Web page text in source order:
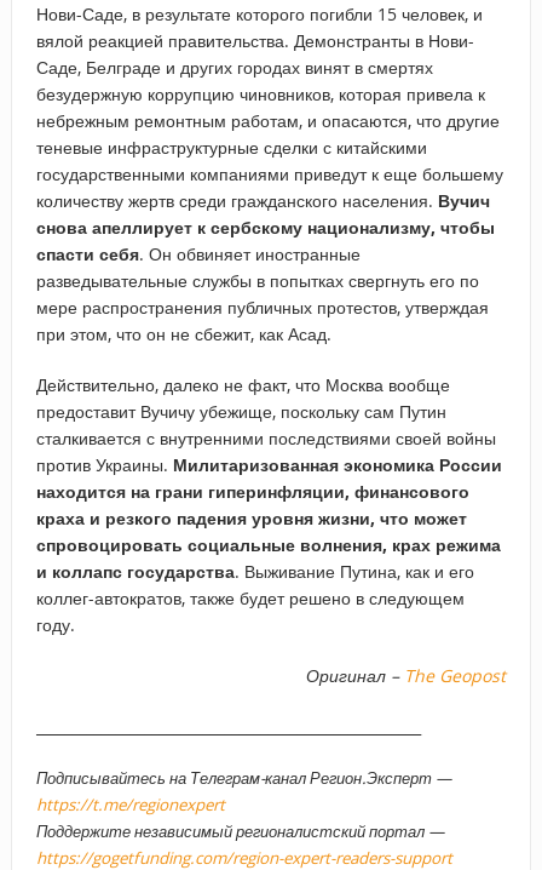
Нови-Саде, в результате которого погибли 15 человек, и
вялой реакцией правительства. Демонстранты в Нови-
Саде, Белграде и других городах винят в смертях
безудержную коррупцию чиновников, которая привела к
небрежным ремонтным работам, и опасаются, что другие
теневые инфраструктурные сделки с китайскими
государственными компаниями приведут к еще большему
количеству жертв среди гражданского населения. Вучич
снова апеллирует к сербскому национализму, чтобы
спасти себя. Он обвиняет иностранные
разведывательные службы в попытках свергнуть его по
мере распространения публичных протестов, утверждая
при этом, что он не сбежит, как Асад.
Действительно, далеко не факт, что Москва вообще
предоставит Вучичу убежище, поскольку сам Путин
сталкивается с внутренними последствиями своей войны
против Украины. Милитаризованная экономика России
находится на грани гиперинфляции, финансового
краха и резкого падения уровня жизни, что может
спровоцировать социальные волнения, крах режима
и коллапс государства. Выживание Путина, как и его
коллег-автократов, также будет решено в следующем
году.
Оригинал – The Geopost
Подписывайтесь на Телеграм-канал Регион.Эксперт —
https://t.me/regionexpert
Поддержите независимый регионалистский портал —
https://gogetfunding.com/region-expert-readers-support